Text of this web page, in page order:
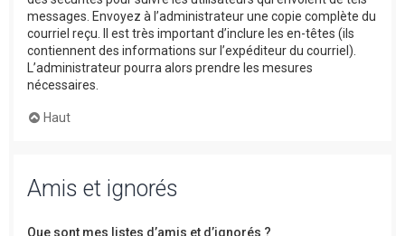
messages. Envoyez à l’administrateur une copie complète du
courriel reçu. Il est très important d’inclure les en-têtes (ils
contiennent des informations sur l’expéditeur du courriel).
L’administrateur pourra alors prendre les mesures
nécessaires.
Haut
Amis et ignorés
Que sont mes listes d’amis et d’ignorés ?